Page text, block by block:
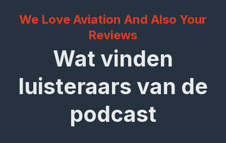
We Love Aviation And Also Your
Reviews
Wat vinden
luisteraars van de
podcast